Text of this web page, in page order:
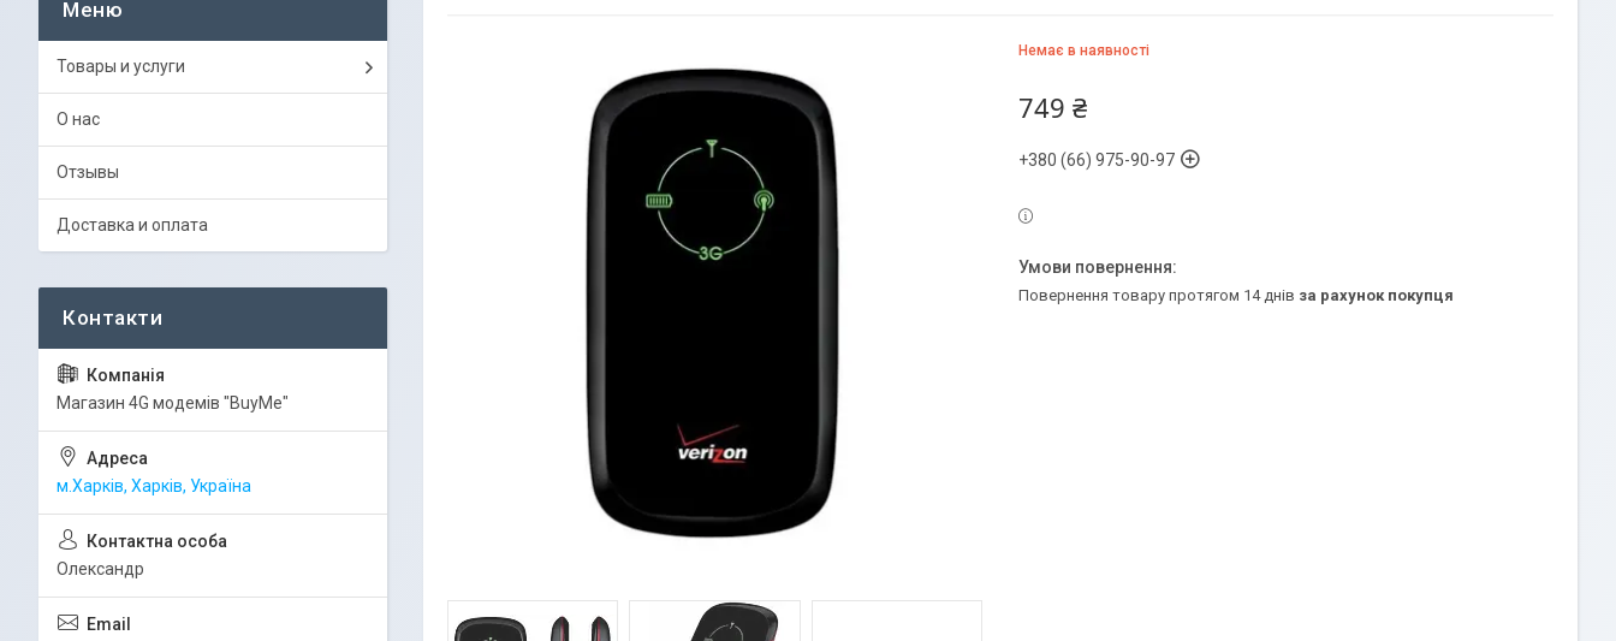
Немає в наявності
749 ₴
+380 (66) 975-90-97
повернення товару протягом 14 днів за рахунок покупця
Товары и услуги
О нас
Отзывы
Доставка и оплата
Магазин 4G модемів "BuyMe"
м.Харків, Харків, Україна
Олександр